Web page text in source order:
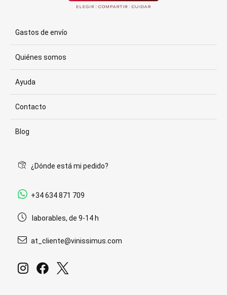
Gastos de envío
Quiénes somos
Ayuda
Contacto
Blog
¿Dónde está mi pedido?
+34 634 871 709
laborables, de 9-14 h
at_cliente@vinissimus.com